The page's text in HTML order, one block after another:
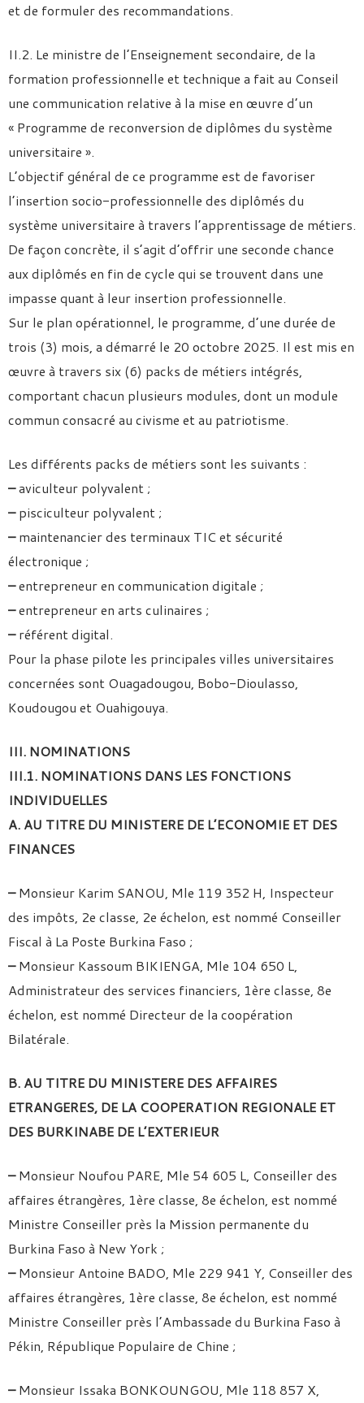
et de formuler des recommandations.
II.2. Le ministre de l’Enseignement secondaire, de la
formation professionnelle et technique a fait au Conseil
une communication relative à la mise en œuvre d’un
« Programme de reconversion de diplômes du système
universitaire ».
L’objectif général de ce programme est de favoriser
l’insertion socio-professionnelle des diplômés du
système universitaire à travers l’apprentissage de métiers.
De façon concrète, il s’agit d’offrir une seconde chance
aux diplômés en fin de cycle qui se trouvent dans une
impasse quant à leur insertion professionnelle.
Sur le plan opérationnel, le programme, d’une durée de
trois (3) mois, a démarré le 20 octobre 2025. Il est mis en
œuvre à travers six (6) packs de métiers intégrés,
comportant chacun plusieurs modules, dont un module
commun consacré au civisme et au patriotisme.
Les différents packs de métiers sont les suivants :
–aviculteur polyvalent ;
–pisciculteur polyvalent ;
–maintenancier des terminaux TIC et sécurité
électronique ;
–entrepreneur en communication digitale ;
–entrepreneur en arts culinaires ;
–référent digital.
Pour la phase pilote les principales villes universitaires
concernées sont Ouagadougou, Bobo-Dioulasso,
Koudougou et Ouahigouya.
III. NOMINATIONS
III.1. NOMINATIONS DANS LES FONCTIONS
INDIVIDUELLES
A. AU TITRE DU MINISTERE DE L’ECONOMIE ET DES
FINANCES
–Monsieur Karim SANOU, Mle 119 352 H, Inspecteur
des impôts, 2e classe, 2e échelon, est nommé Conseiller
Fiscal à La Poste Burkina Faso ;
–Monsieur Kassoum BIKIENGA, Mle 104 650 L,
Administrateur des services financiers, 1ère classe, 8e
échelon, est nommé Directeur de la coopération
Bilatérale.
B. AU TITRE DU MINISTERE DES AFFAIRES
ETRANGERES, DE LA COOPERATION REGIONALE ET
DES BURKINABE DE L’EXTERIEUR
–Monsieur Noufou PARE, Mle 54 605 L, Conseiller des
affaires étrangères, 1ère classe, 8e échelon, est nommé
Ministre Conseiller près la Mission permanente du
Burkina Faso à New York ;
–Monsieur Antoine BADO, Mle 229 941 Y, Conseiller des
affaires étrangères, 1ère classe, 8e échelon, est nommé
Ministre Conseiller près l’Ambassade du Burkina Faso à
Pékin, République Populaire de Chine ;
–Monsieur Issaka BONKOUNGOU, Mle 118 857 X,